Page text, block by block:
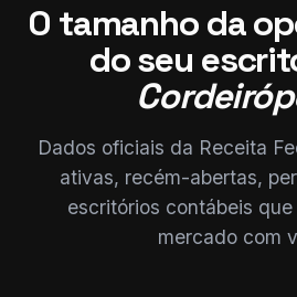
O tamanho da
do seu
Dados oficiais da Receita
ativas, recém-abertas,
escritórios contábeis
mercado com